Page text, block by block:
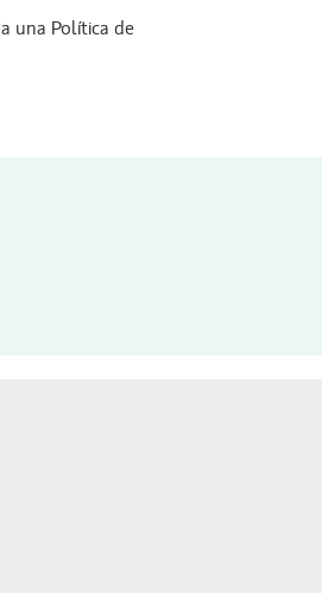
una Política de